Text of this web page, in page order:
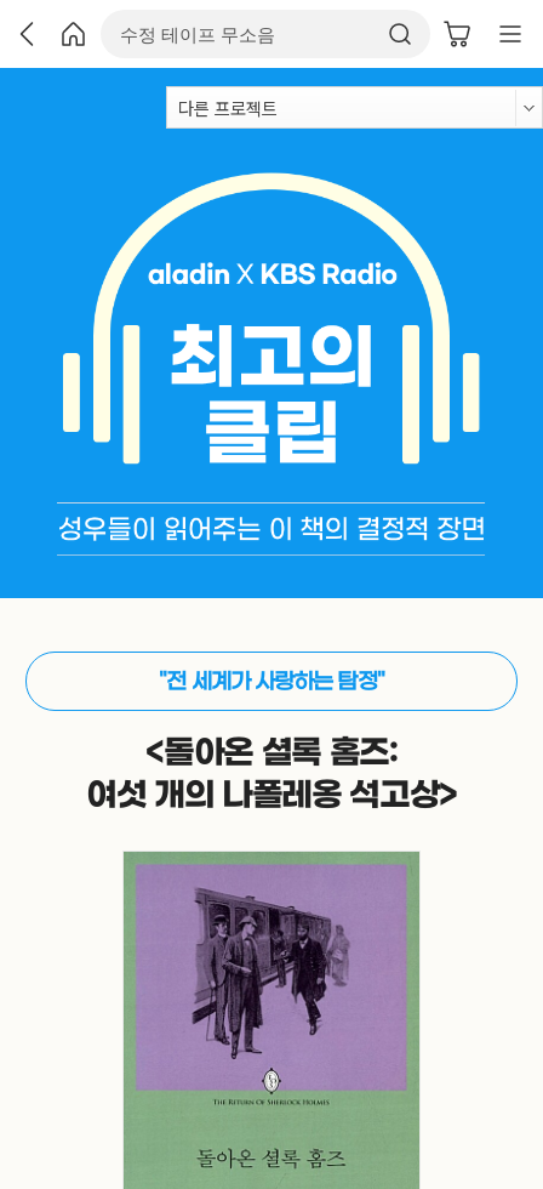
"전 세계가 사랑하는 탐정"
<돌아온 셜록 홈즈:
여섯 개의 나폴레옹 석고상>